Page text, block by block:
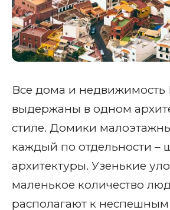
Все дома и недвижимость
выдержаны в одном
стиле. Домики
каждый по отдельности –
архитектуры. Узенькие
маленькое количество
располагают к